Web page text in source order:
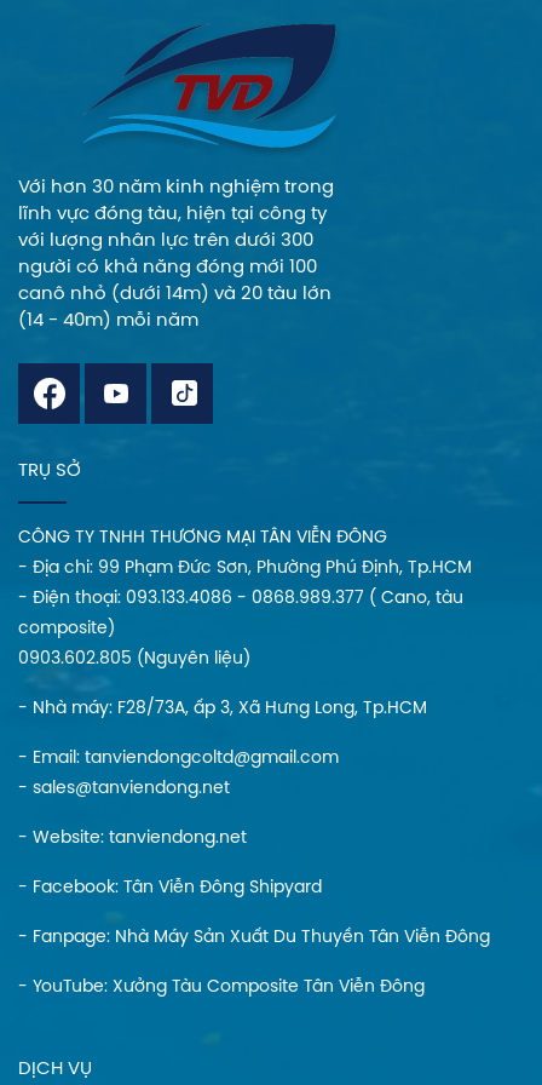
chuyển tương đối
tốt, cùng đầy đủ
hiện đại với thiết kế
mang đến cho du
khách những trải
đáng nhớ.
Với hơn 30 năm kinh nghiệm trong
lĩnh vực đóng tàu, hiện tại công ty
với lượng nhân lực trên dưới 300
người có khả năng đóng mới 100
canô nhỏ (dưới 14m) và 20 tàu lớn
(14 - 40m) mỗi năm
TRỤ SỞ
CÔNG TY TNHH THƯƠNG MẠI TÂN VIỄN ĐÔNG
- Địa chi: 99 Phạm Đức Sơn, Phường Phú Định, Tp.HCM
- Điện thoại: 093.133.4086 - 0868.989.377 ( Cano, tàu
composite)
0903.602.805 (Nguyên liệu)
- Nhà máy: F28/73A, ấp 3, Xã Hưng Long, Tp.HCM
- Email: tanviendongcoltd@gmail.com
- sales@tanviendong.net
- Website: tanviendong.net
- Facebook: Tân Viễn Đông Shipyard
- Fanpage: Nhà Máy Sản Xuất Du Thuyền Tân Viễn Đông
- YouTube: Xưởng Tàu Composite Tân Viễn Đông
DỊCH VỤ